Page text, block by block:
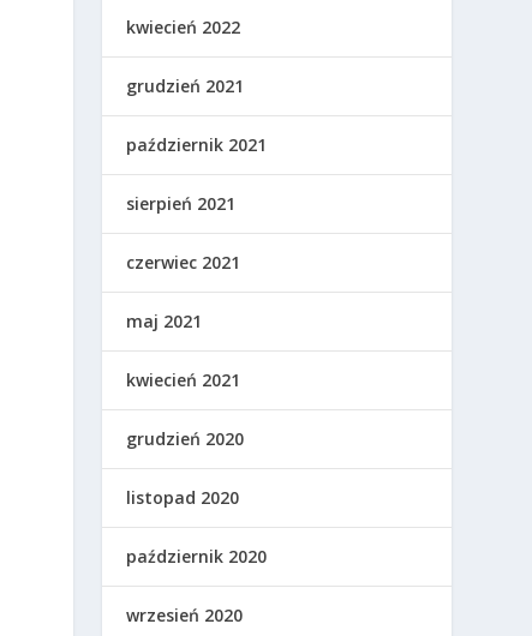
kwiecień 2022
grudzień 2021
październik 2021
sierpień 2021
czerwiec 2021
maj 2021
kwiecień 2021
grudzień 2020
listopad 2020
październik 2020
wrzesień 2020